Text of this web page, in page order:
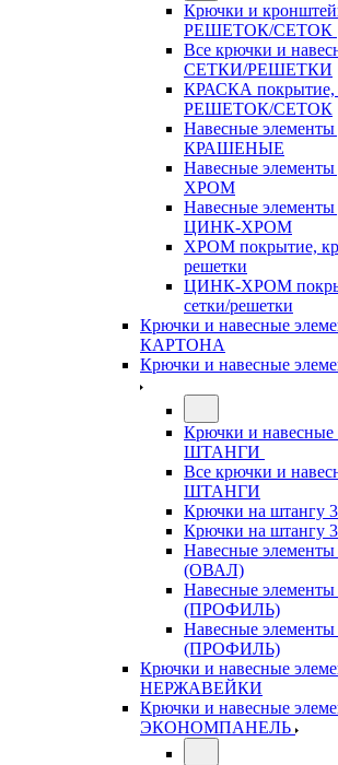
Крючки и
РЕШЕТОК/СЕТОК
Все крючки и
СЕТКИ/РЕШЕТКИ
КРАСКА покрытие,
РЕШЕТОК/СЕТОК
Навесные элементы
КРАШЕНЫЕ
Навесные элементы
ХРОМ
Навесные элементы
ЦИНК-ХРОМ
ХРОМ покрытие,
решетки
ЦИНК-ХРОМ
сетки/решетки
Крючки и навесные
КАРТОНА
Крючки и навесные
Крючки и навесные
ШТАНГИ
Все крючки и
ШТАНГИ
Крючки на штангу
Крючки на
Навесные
(ОВАЛ)
Навесные
(ПРОФИЛЬ)
Навесные
(ПРОФИЛЬ)
Крючки и навесные
НЕРЖАВЕЙКИ
Крючки и навесные
ЭКОНОМПАНЕЛЬ